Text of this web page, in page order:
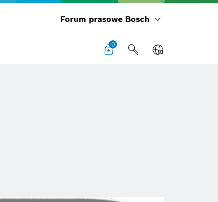
Forum prasowe Bosch
0